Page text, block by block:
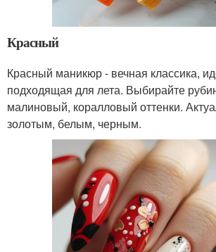
Красный
Красный маникюр - вечная классика,
подходящая для лета. Выбирайте
малиновый, коралловый оттенки.
золотым, белым, черным.